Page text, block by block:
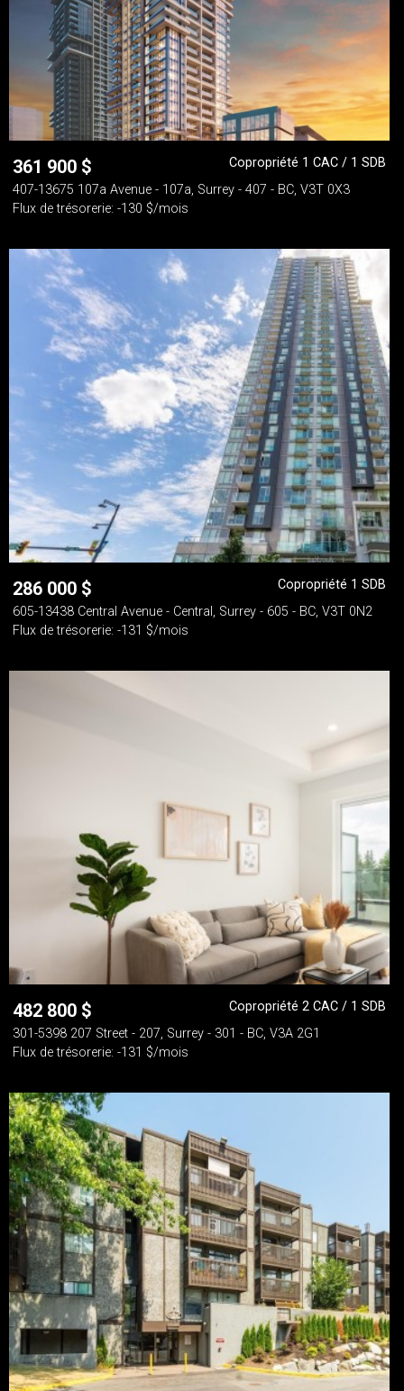
361 900 $
Copropriété 1 CAC / 1 SDB
407-13675 107a Avenue - 107a, Surrey - 407 - BC, V3T 0X3
Flux de trésorerie: -130 $/mois
286 000 $
Copropriété 1 SDB
605-13438 Central Avenue - Central, Surrey - 605 - BC, V3T 0N2
Flux de trésorerie: -131 $/mois
482 800 $
Copropriété 2 CAC / 1 SDB
301-5398 207 Street - 207, Surrey - 301 - BC, V3A 2G1
Flux de trésorerie: -131 $/mois